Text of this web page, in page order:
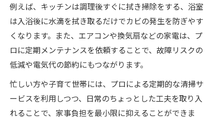
例えば、キッチンは調理後すぐに拭き掃除をする、浴室
は入浴後に水滴を拭き取るだけでカビの発生を防ぎやす
くなります。また、エアコンや換気扇などの家電は、プ
ロに定期メンテナンスを依頼することで、故障リスクの
低減や電気代の節約にもつながります。
忙しい方や子育て世帯には、プロによる定期的な清掃サ
ービスを利用しつつ、日常のちょっとした工夫を取り入
れることで、家事負担を最小限に抑えることができま